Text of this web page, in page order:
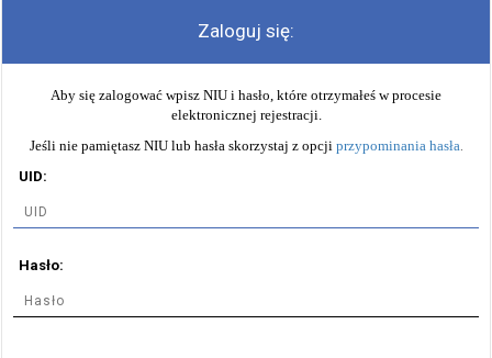
Zaloguj się:
Aby się zalogować wpisz NIU i hasło, które otrzymałeś w procesie
elektronicznej rejestracji.
Jeśli nie pamiętasz NIU lub hasła skorzystaj z opcji przypominania hasła.
UID:
Hasło: